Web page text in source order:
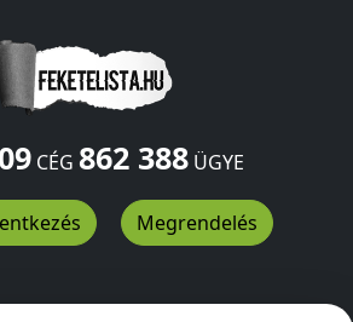
CÉG 862 388ÜGYE
Megrendelés